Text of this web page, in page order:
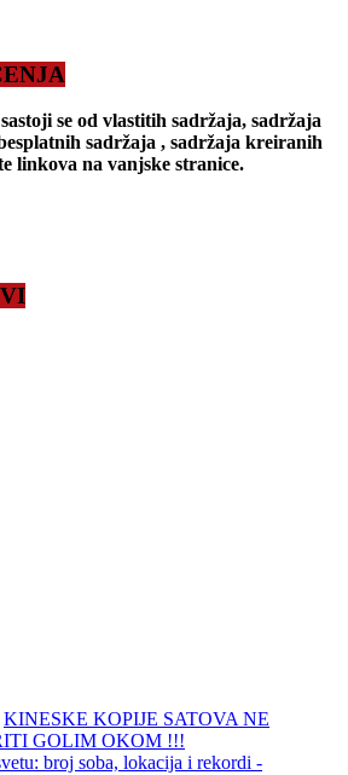
se od vlastitih sadržaja, sadržaja
sadržaja , sadržaja kreiranih
linkova na vanjske stranice.
KINESKE KOPIJE SATOVA NE
GOLIM OKOM !!!
broj soba, lokacija i rekordi -